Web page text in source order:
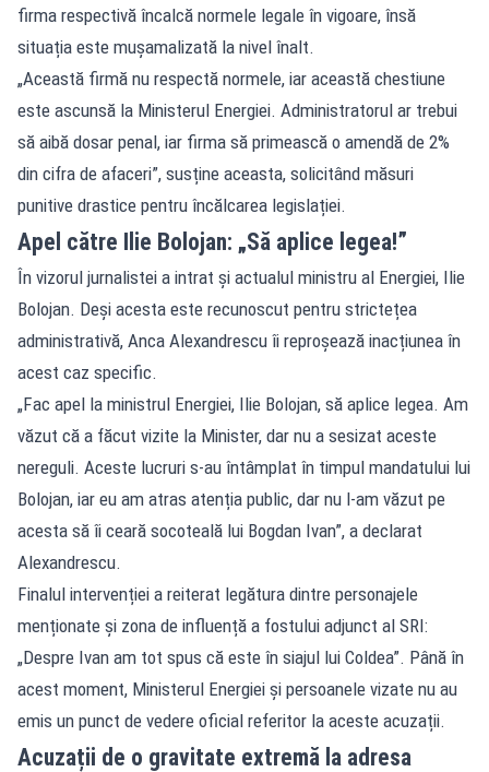
firma respectivă încalcă normele legale în vigoare, însă
situația este mușamalizată la nivel înalt.
„Această firmă nu respectă normele, iar această chestiune
este ascunsă la Ministerul Energiei. Administratorul ar trebui
să aibă dosar penal, iar firma să primească o amendă de 2%
din cifra de afaceri”, susține aceasta, solicitând măsuri
punitive drastice pentru încălcarea legislației.
Apel către Ilie Bolojan: „Să aplice legea!”
În vizorul jurnalistei a intrat și actualul ministru al Energiei, Ilie
Bolojan. Deși acesta este recunoscut pentru strictețea
administrativă, Anca Alexandrescu îi reproșează inacțiunea în
acest caz specific.
„Fac apel la ministrul Energiei, Ilie Bolojan, să aplice legea. Am
văzut că a făcut vizite la Minister, dar nu a sesizat aceste
nereguli. Aceste lucruri s-au întâmplat în timpul mandatului lui
Bolojan, iar eu am atras atenția public, dar nu l-am văzut pe
acesta să îi ceară socoteală lui Bogdan Ivan”, a declarat
Alexandrescu.
Finalul intervenției a reiterat legătura dintre personajele
menționate și zona de influență a fostului adjunct al SRI:
„Despre Ivan am tot spus că este în siajul lui Coldea”. Până în
acest moment, Ministerul Energiei și persoanele vizate nu au
emis un punct de vedere oficial referitor la aceste acuzații.
Acuzații de o gravitate extremă la adresa